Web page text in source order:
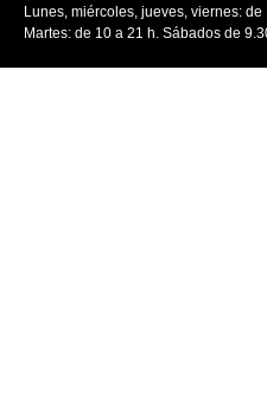
Lunes, miércoles, jueves, viernes: de
Martes: de 10 a 21 h. Sábados de